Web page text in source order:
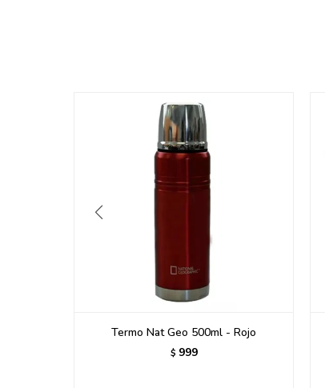
Termo Nat Geo 500ml - Rojo
$ 999